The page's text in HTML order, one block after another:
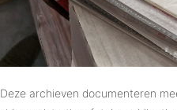
Deze archieven documenteren